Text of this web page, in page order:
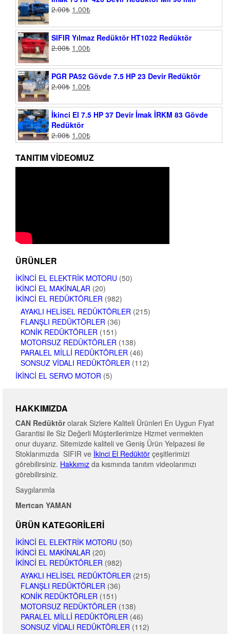
2.00₺ 1.00₺
SIFIR Yılmaz Redüktör HT1022 Redüktör
2.00₺ 1.00₺
PGR PA52 Gövde 7.5 HP 23 Devir Redüktör
2.00₺ 1.00₺
İkinci El 7.5 HP 37 Devir İmak İRKM 83 Gövde
Redüktör
2.00₺ 1.00₺
TANITIM VIDEOMUZ
ÜRÜNLER
İKINCI EL ELEKTRIK MOTORU (50)
İKINCI EL MAKINALAR (20)
İKINCI EL REDÜKTÖRLER (982)
AYAKLI HELISEL REDÜKTÖRLER (215)
FLANŞLI REDÜKTÖRLER (36)
KONIK REDÜKTÖRLER (151)
MOTORSUZ REDÜKTÖRLER (138)
PARALEL MILLI REDÜKTÖRLER (46)
SONSUZ VIDALI REDÜKTÖRLER (112)
İKINCI EL SERVO MOTOR (5)
HAKKIMIZDA
CAN Redüktörolarak Sizlere Kaliteli Ürünleri En Uygun Fiyat
Garantisi ile Siz Değerli Müşterilerimize Hizmet vermekten
onur duyarız. Sitemizde kaliteli ve Geniş Ürün Yelpazesi ile
Stoklarımızda SIFIR ve İkinci El Redüktör çeşitlerimizi
görebilirsiniz. Hakkımız da kısmında tanıtım videolarımızı
görebilirsiniz.
Saygılarımla
Mertcan YAMAN
ÜRÜN KATEGORILERI
İKINCI EL ELEKTRIK MOTORU (50)
İKINCI EL MAKINALAR (20)
İKINCI EL REDÜKTÖRLER (982)
AYAKLI HELISEL REDÜKTÖRLER (215)
FLANŞLI REDÜKTÖRLER (36)
KONIK REDÜKTÖRLER (151)
MOTORSUZ REDÜKTÖRLER (138)
PARALEL MILLI REDÜKTÖRLER (46)
SONSUZ VIDALI REDÜKTÖRLER (112)